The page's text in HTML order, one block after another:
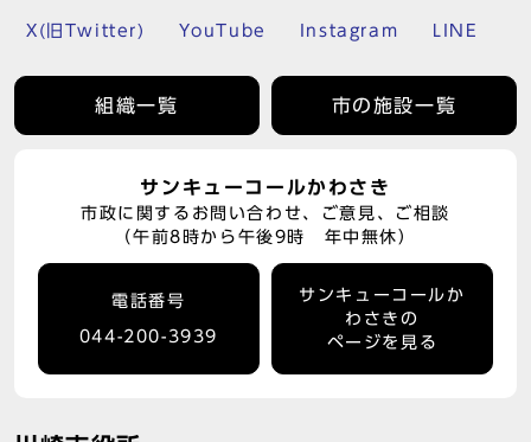
X(旧Twitter) YouTube Instagram LINE
組織一覧 市の施設一覧
サンキューコールかわさき
市政に関するお問い合わせ、ご意見、ご相談
（午前8時から午後9時 年中無休）
電話番号
044-200-3939
サンキューコールか
わさきの
ページを見る